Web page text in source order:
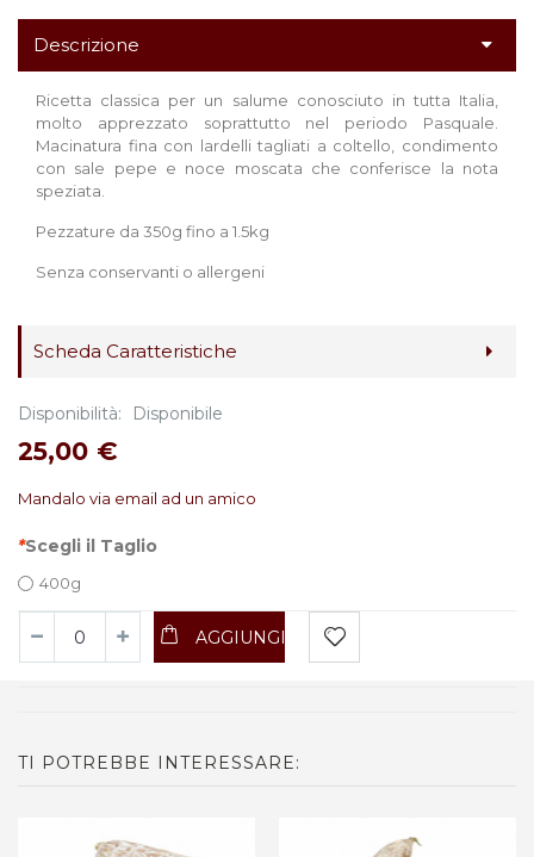
Descrizione
Ricetta classica per un salume conosciuto in tutta Italia,
molto apprezzato soprattutto nel periodo Pasquale.
Macinatura fina con lardelli tagliati a coltello, condimento
con sale pepe e noce moscata che conferisce la nota
speziata.
Pezzature da 350g fino a 1.5kg
Senza conservanti o allergeni
Scheda Caratteristiche
Disponibilità: Disponibile
25,00 €
Mandalo via email ad un amico
*Scegli il Taglio
400g
AGGIUNGI
TI POTREBBE INTERESSARE: